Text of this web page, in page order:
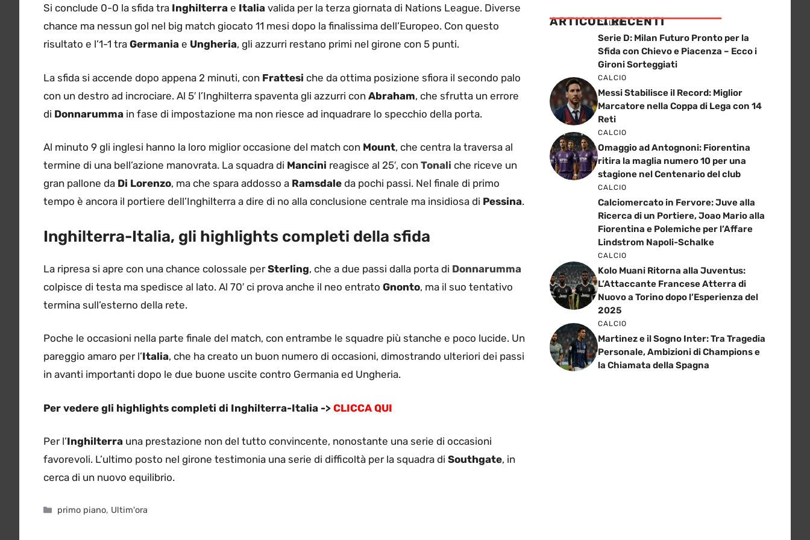
Si conclude 0-0 la sfida tra Inghilterra e Italia valida per la terza giornata di Nations League. Diverse
chance ma nessun gol nel big match giocato 11 mesi dopo la finalissima dell’Europeo. Con questo
risultato e l’1-1 tra Germania e Ungheria, gli azzurri restano primi nel girone con 5 punti.
La sfida si accende dopo appena 2 minuti, con Frattesi che da ottima posizione sfiora il secondo palo
con un destro ad incrociare. Al 5′ l’Inghilterra spaventa gli azzurri con Abraham, che sfrutta un errore
di Donnarumma in fase di impostazione ma non riesce ad inquadrare lo specchio della porta.
Al minuto 9 gli inglesi hanno la loro miglior occasione del match con Mount, che centra la traversa al
termine di una bell’azione manovrata. La squadra di Mancini reagisce al 25′, con Tonali che riceve un
gran pallone da Di Lorenzo, ma che spara addosso a Ramsdale da pochi passi. Nel finale di primo
tempo è ancora il portiere dell’Inghilterra a dire di no alla conclusione centrale ma insidiosa di Pessina.
Inghilterra-Italia, gli highlights completi della sfida
La ripresa si apre con una chance colossale perSterling, che a due passi dalla porta di Donnarumma
colpisce di testa ma spedisce al lato. Al 70′ ci prova anche il neo entrato Gnonto, ma il suo tentativo
termina sull’esterno della rete.
Poche le occasioni nella parte finale del match, con entrambe le squadre più stanche e poco lucide. Un
pareggio amaro per l’Italia, che ha creato un buon numero di occasioni, dimostrando ulteriori dei passi
in avanti importanti dopo le due buone uscite contro Germania ed Ungheria.
Per vedere gli highlights completi di Inghilterra-Italia -> CLICCA QUI
Per l’Inghilterra una prestazione non del tutto convincente, nonostante una serie di occasioni
favorevoli. L’ultimo posto nel girone testimonia una serie di difficoltà per la squadra di Southgate, in
cerca di un nuovo equilibrio.
Categorie
primo piano, Ultim'ora
ARTICOLI RECENTI
CALCIO
Serie D: Milan Futuro Pronto per la
Sfida con Chievo e Piacenza – Ecco i
Gironi Sorteggiati
CALCIO
Messi Stabilisce il Record: Miglior
Marcatore nella Coppa di Lega con 14
Reti
CALCIO
Omaggio ad Antognoni: Fiorentina
ritira la maglia numero 10 per una
stagione nel Centenario del club
CALCIO
Calciomercato in Fervore: Juve alla
Ricerca di un Portiere, Joao Mario alla
Fiorentina e Polemiche per l’Affare
Lindstrom Napoli-Schalke
CALCIO
Kolo Muani Ritorna alla Juventus:
L’Attaccante Francese Atterra di
Nuovo a Torino dopo l’Esperienza del
2025
CALCIO
Martinez e il Sogno Inter: Tra Tragedia
Personale, Ambizioni di Champions e
la Chiamata della Spagna